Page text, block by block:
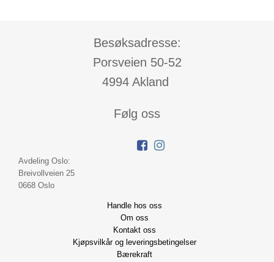
Besøksadresse:
Porsveien 50-52
4994 Akland
Følg oss
Avdeling Oslo:
Breivollveien 25
0668 Oslo
Handle hos oss
Om oss
Kontakt oss
Kjøpsvilkår og leveringsbetingelser
Bærekraft